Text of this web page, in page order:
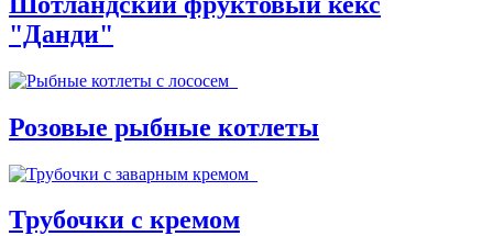
"Данди"
Розовые рыбные котлеты
Трубочки с кремом